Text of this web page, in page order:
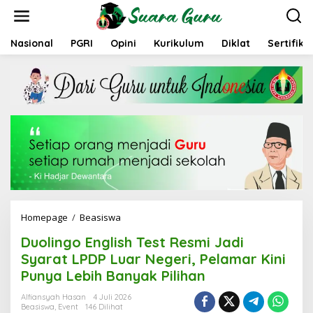
t
Nasional PGRI Opini Kurikulum Diklat
Homepage / Beasiswa
o
i
n
g
o
Duolingo English Test Resmi Jadi
Syarat LPDP Luar Negeri, Pelamar Kini
Punya Lebih Banyak Pilihan
Alfiansyah Hasan
4 Juli 2026
Beasiswa, Event 146 Dilihat